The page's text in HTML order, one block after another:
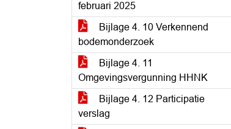
februari 2025
Bijlage 4. 10 Verkennend
bodemonderzoek
Bijlage 4. 11
Omgevingsvergunning HHNK
Bijlage 4. 12 Participatie
verslag